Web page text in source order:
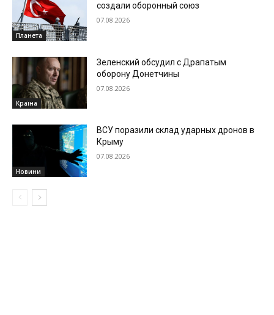
Планета
создали оборонный союз
07.08.2026
Країна
Зеленский обсудил с Драпатым
оборону Донетчины
07.08.2026
Новини
ВСУ поразили склад ударных дронов в
Крыму
07.08.2026